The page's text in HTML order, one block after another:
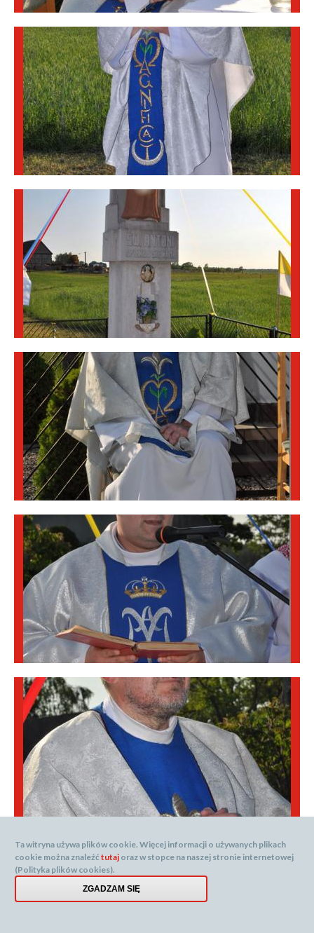
PDF
Ta witryna używa plików cookie. Więcej informacji o używanych plikach
cookie można znaleźćtutaj oraz w stopce na naszej stronie internetowej
(Polityka plików cookies).
ZGADZAM SIĘ